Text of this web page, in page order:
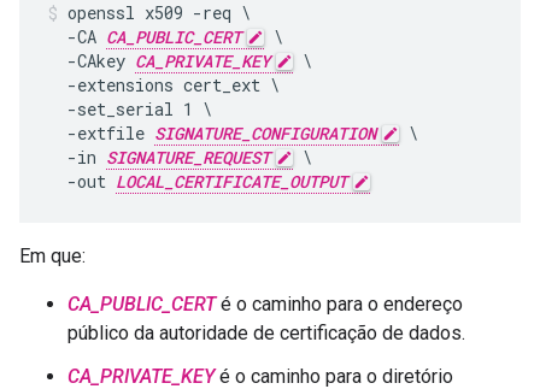
openssl x509 -req \
  -CA
CA_PUBLIC_CERT
\
  -CAkey
CA_PRIVATE_KEY
\
  -extensions cert_ext \
  -set_serial 1 \
  -extfile
SIGNATURE_CONFIGURATION
\
  -in
SIGNATURE_REQUEST
\
  -out
LOCAL_CERTIFICATE_OUTPUT
Em que:
CA_PUBLIC_CERTé o caminho para o endereço
público da autoridade de certificação de dados.
CA_PRIVATE_KEYé o caminho para o diretório